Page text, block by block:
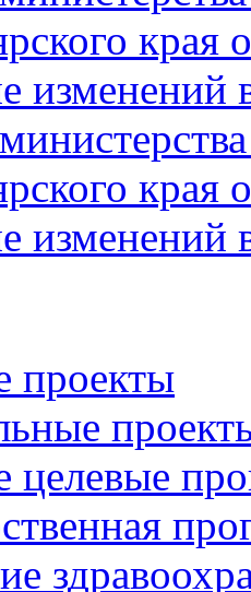
изменений
изменений
проекты
целевые